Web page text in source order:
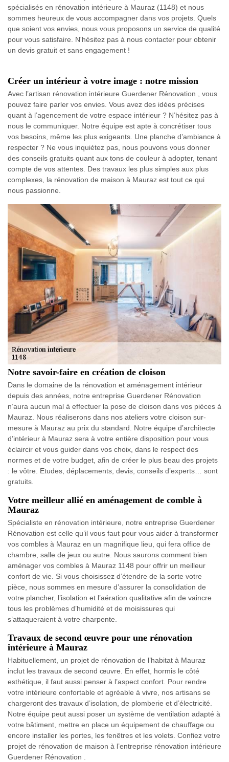
spécialisés en rénovation intérieure à Mauraz (1148) et nous
sommes heureux de vous accompagner dans vos projets. Quels
que soient vos envies, nous vous proposons un service de qualité
pour vous satisfaire. N'hésitez pas à nous contacter pour obtenir
un devis gratuit et sans engagement !
Créer un intérieur à votre image : notre mission
Avec l’artisan rénovation intérieure Guerdener Rénovation , vous
pouvez faire parler vos envies. Vous avez des idées précises
quant à l’agencement de votre espace intérieur ? N’hésitez pas à
nous le communiquer. Notre équipe est apte à concrétiser tous
vos besoins, même les plus exigeants. Une planche d’ambiance à
respecter ? Ne vous inquiétez pas, nous pouvons vous donner
des conseils gratuits quant aux tons de couleur à adopter, tenant
compte de vos attentes. Des travaux les plus simples aux plus
complexes, la rénovation de maison à Mauraz est tout ce qui
nous passionne.
Notre savoir-faire en création de cloison
Dans le domaine de la rénovation et aménagement intérieur
depuis des années, notre entreprise Guerdener Rénovation
n’aura aucun mal à effectuer la pose de cloison dans vos pièces à
Mauraz. Nous réaliserons dans nos ateliers votre cloison sur-
mesure à Mauraz au prix du standard. Notre équipe d’architecte
d’intérieur à Mauraz sera à votre entière disposition pour vous
éclaircir et vous guider dans vos choix, dans le respect des
normes et de votre budget, afin de créer le plus beau des projets
: le vôtre. Etudes, déplacements, devis, conseils d’experts… sont
gratuits.
Votre meilleur allié en aménagement de comble à
Mauraz
Spécialiste en rénovation intérieure, notre entreprise Guerdener
Rénovation est celle qu’il vous faut pour vous aider à transformer
vos combles à Mauraz en un magnifique lieu, qui fera office de
chambre, salle de jeux ou autre. Nous saurons comment bien
aménager vos combles à Mauraz 1148 pour offrir un meilleur
confort de vie. Si vous choisissez d’étendre de la sorte votre
pièce, nous sommes en mesure d’assurer la consolidation de
votre plancher, l’isolation et l’aération qualitative afin de vaincre
tous les problèmes d’humidité et de moisissures qui
s’attaqueraient à votre charpente.
Travaux de second œuvre pour une rénovation
intérieure à Mauraz
Habituellement, un projet de rénovation de l’habitat à Mauraz
inclut les travaux de second œuvre. En effet, hormis le côté
esthétique, il faut aussi penser à l’aspect confort. Pour rendre
votre intérieure confortable et agréable à vivre, nos artisans se
chargeront des travaux d’isolation, de plomberie et d’électricité.
Notre équipe peut aussi poser un système de ventilation adapté à
votre bâtiment, mettre en place un équipement de chauffage ou
encore installer les portes, les fenêtres et les volets. Confiez votre
projet de rénovation de maison à l’entreprise rénovation intérieure
Guerdener Rénovation .